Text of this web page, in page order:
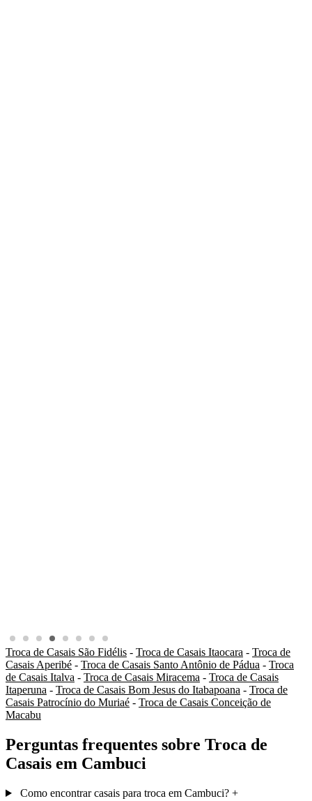
Troca de Casais São Fidélis - Troca de Casais Itaocara - Troca de
Casais Aperibé - Troca de Casais Santo Antônio de Pádua - Troca
de Casais Italva - Troca de Casais Miracema - Troca de Casais
Itaperuna - Troca de Casais Bom Jesus do Itabapoana - Troca de
Casais Patrocínio do Muriaé - Troca de Casais Conceição de
Macabu
Perguntas frequentes sobre Troca de
Casais em Cambuci
Como encontrar casais para troca em Cambuci? +